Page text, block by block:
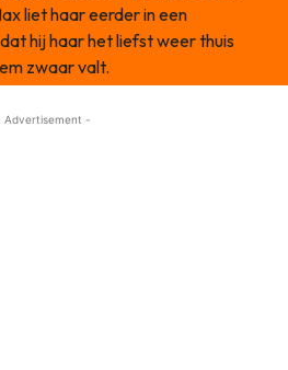
liet haar eerder in een
hij haar het liefst weer thuis
zwaar valt.
Advertisement -